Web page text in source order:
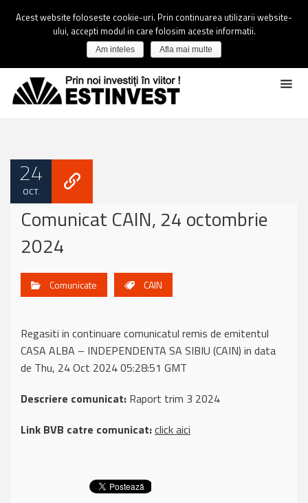
24
OCT.
Comunicat CAIN, 24 octombrie
2024
Comunicate CAIN
Regasiti in continuare comunicatul remis de emitentul
CASA ALBA – INDEPENDENTA SA SIBIU (CAIN) in data
de Thu, 24 Oct 2024 05:28:51 GMT
Descriere comunicat: Raport trim 3 2024
Link BVB catre comunicat:click aici
Acest website foloseste cookie-uri. Prin continuarea utilizarii website-
ului, accepti modul in care folosim aceste informatii.
Am inteles Afla mai multe